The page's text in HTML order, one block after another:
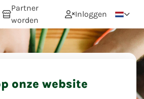
Partner
worden
Inloggen
onze website